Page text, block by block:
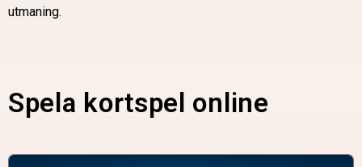
utmaning.
Spela kortspel online